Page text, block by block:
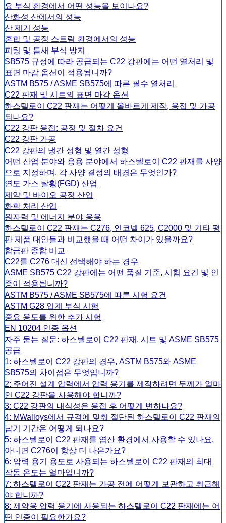
요 부식 환경에서 어떤 성능을 보이나요?
산화성 산에서의 성능
산 제거 성능
혼합 및 공정 스트림 환경에서의 성능
피팅 및 틈새 부식 방지
SB575 규정에 따라 공급되는 C22 강판에는 어떤 열처리 및
표면 마감 옵션이 적용됩니까?
ASTM B575 / ASME SB575에 따른 필수 열처리
C22 판재 및 시트의 표면 마감 옵션
하스텔로이 C22 판재는 어떻게 올바르게 제작, 용접 및 가공
되나요?
C22 강판 용접: 공정 및 절차 요건
C22 강판 가공
C22 강판의 냉간 성형 및 열간 성형
어떤 산업 분야와 응용 분야에서 하스텔로이 C22 판재를 사양
으로 지정하며, 각 사양 결정의 배경은 무엇인가?
연도 가스 탈황(FGD) 산업
제약 및 바이오 공정 산업
화학 처리 산업
원자력 및 에너지 분야 응용
하스텔로이 C22 판재는 C276, 인코넬 625, C2000 및 기타 평
판 제품 대안들과 비교했을 때 어떤 차이가 있을까요?
합금판 종합 비교
C22를 C276 대신 선택해야 하는 경우
ASME SB575 C22 강판에는 어떤 품질 기준, 시험 요건 및 인
증이 적용됩니까?
ASTM B575 / ASME SB575에 따른 시험 요건
ASTM G28 입계 부식 시험
중요 용도를 위한 추가 시험
EN 10204 인증 옵션
자주 묻는 질문: 하스텔로이 C22 판재, 시트 및 ASME SB575
공급
1: 하스텔로이 C22 강판의 경우, ASTM B575와 ASME
SB575의 차이점은 무엇입니까?
2: 주어진 설계 압력에서 압력 용기를 제작하려면 두께가 얼마
인 C22 강판을 사용해야 합니까?
3: C22 강판의 내식성은 용접 후 어떻게 변하나요?
4: MWalloys에서 규격에 맞춰 절단된 하스텔로이 C22 판재의
납기 기간은 어떻게 되나요?
5: 하스텔로이 C22 판재를 염산 환경에서 사용할 수 있나요,
아니면 C276이 항상 더 나은가요?
6: 압력 용기 용도로 사용되는 하스텔로이 C22 판재의 최대
작동 온도는 얼마입니까?
7: 하스텔로이 C22 판재는 가공 전에 어떻게 보관하고 취급해
야 합니까?
8: 제약용 압력 용기에 사용되는 하스텔로이 C22 판재에는 어
떤 인증이 필요한가요?